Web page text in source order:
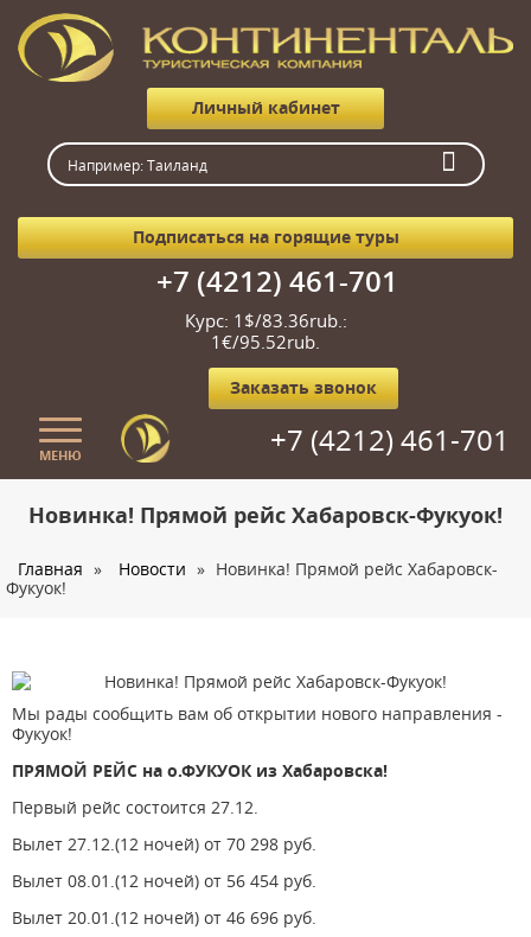
Личный кабинет
Подписаться на горящие туры
+7 (4212) 461-701
Курс: 1$/83.36rub.:
1€/95.52rub.
Заказать звонок
МЕНЮ +7 (4212) 461-701
Страны
Корпоративное обслуживание
Новости
Новинка! Прямой рейс Хабаровск-Фукуок!
Главная » Новости » Новинка! Прямой рейс Хабаровск-
Фукуок!
Мы рады сообщить вам об открытии нового направления -
Фукуок!
ПРЯМОЙ РЕЙС на о.ФУКУОК из Хабаровска!
Первый рейс состоится 27.12.
Вылет 27.12.(12 ночей) от 70 298 руб.
Вылет 08.01.(12 ночей) от 56 454 руб.
Вылет 20.01.(12 ночей) от 46 696 руб.